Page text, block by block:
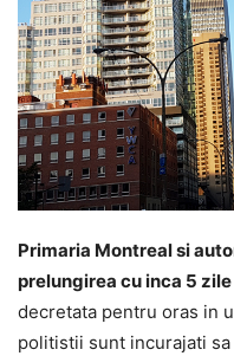
Primaria Montreal si
prelungirea cu inca 5
decretata pentru oras in
politistii sunt incurajati